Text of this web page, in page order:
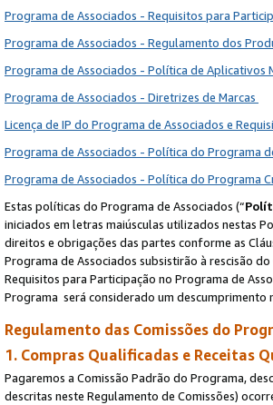
Programa de Associados - Requisitos para
Programa de Associados - Regulamento dos
Programa de Associados - Política de Aplicativos
Programa de Associados - Diretrizes de Marcas
Licença de IP do Programa de Associados e
Programa de Associados - Política do Programa
Programa de Associados - Política do Programa
Estas políticas do Programa de Associados (“
iniciados em letras maiúsculas utilizados nestas
direitos e obrigações das partes conforme as
Programa de Associados subsistirão à rescisão
Requisitos para Participação no Programa de
Programa será considerado um descumprimento
Regulamento das Comissões do
1. Compras Qualificadas e Receitas
Pagaremos a Comissão Padrão do Programa,
descritas neste Regulamento de Comissões)